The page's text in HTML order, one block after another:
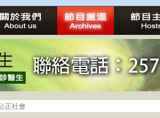
正社會
多元化教育，全民學卷制